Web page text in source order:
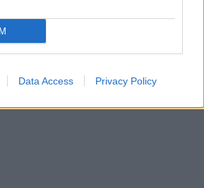
Data Access Privacy Policy